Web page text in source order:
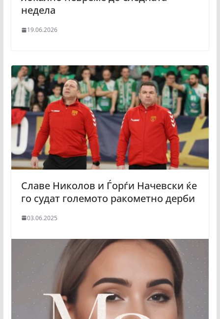
недела
19.06.2026
Славе Николов и Ѓорѓи Начевски ќе
го судат големото ракометно дерби
03.06.2025